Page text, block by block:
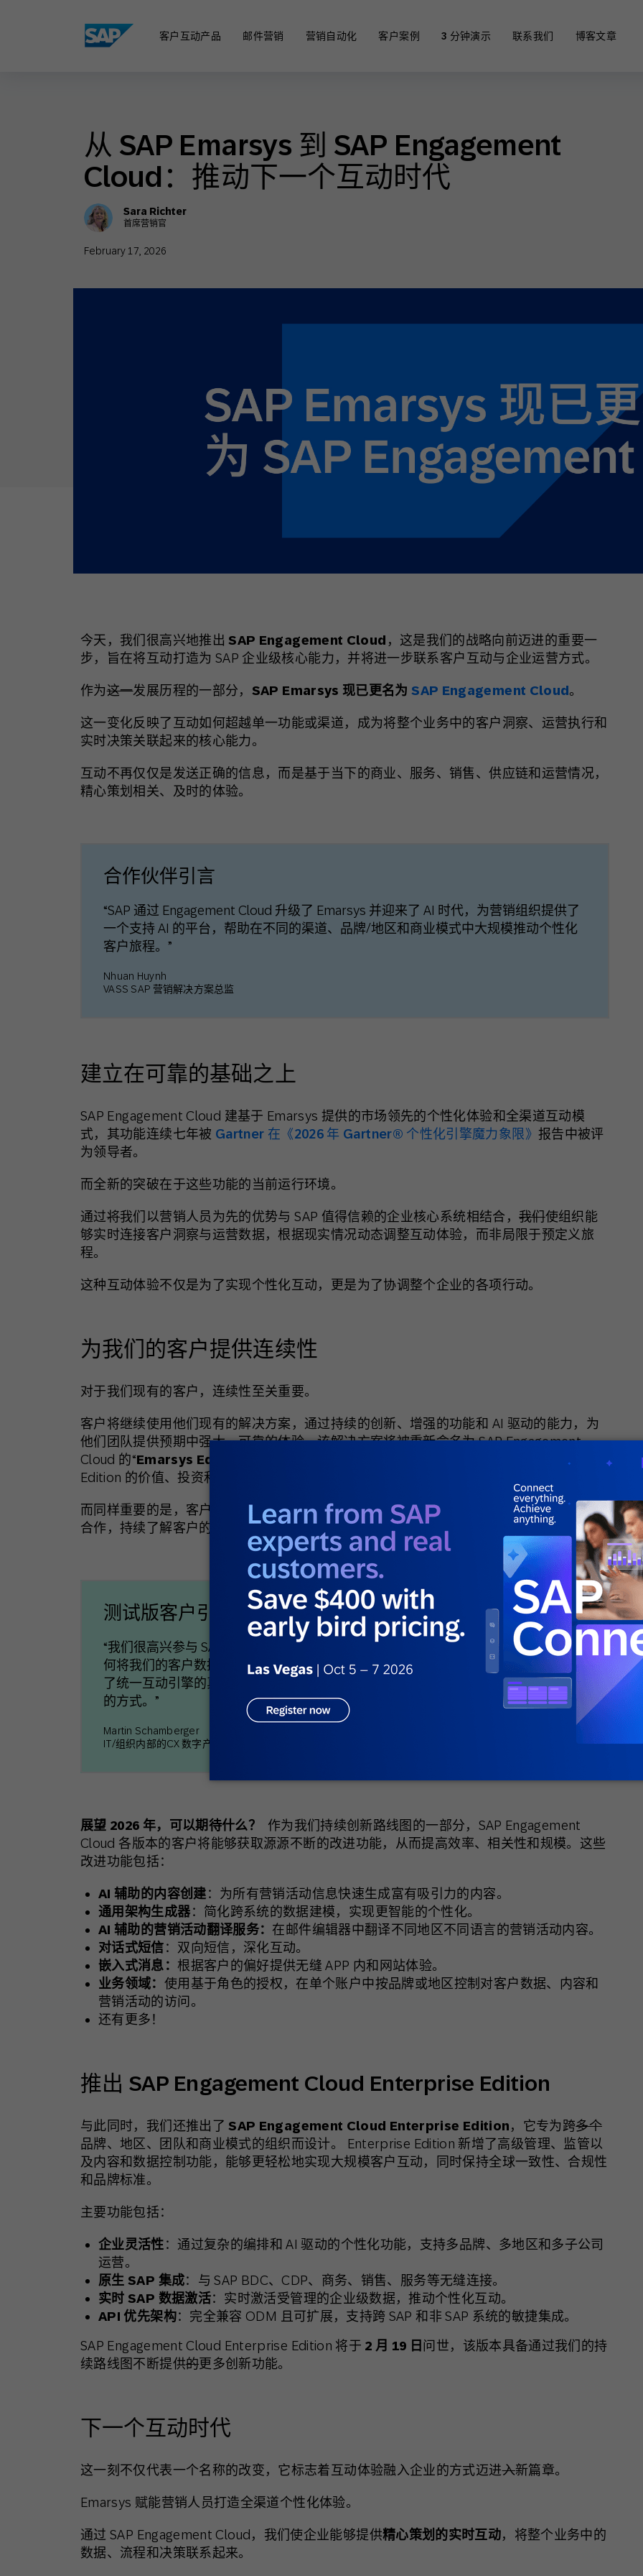
SAP ENGAGEMENT CLOUD
客户互动产品
邮件营销 全渠道营销
邮件营销 营销自动化 客户案例 3 分钟演示 联系我们 博客文章
从 SAP Emarsys 到 SAP Engagement
Cloud：推动下一个互动时代
Sara Richter
首席营销官
February 17, 2026
今天，我们很高兴地推出SAP Engagement Cloud ，这是我们的战略向前迈进的重要一
步，旨在将互动打造为 SAP 企业级核心能力，并将进一步联系客户互动与企业运营方式。
作为这一发展历程的一部分， SAP Emarsys 现已更名为SAP Engagement Cloud。
这一变化反映了互动如何超越单一功能或渠道，成为将整个业务中的客户洞察、运营执行和
实时决策关联起来的核心能力。
互动不再仅仅是发送正确的信息，而是基于当下的商业、服务、销售、供应链和运营情况，
精心策划相关、及时的体验。
合作伙伴引言
“SAP 通过 Engagement Cloud 升级了 Emarsys 并迎来了 AI 时代，为营销组织提供了
一个支持 AI 的平台，帮助在不同的渠道、品牌/地区和商业模式中大规模推动个性化
客户旅程。”
Nhuan Huynh
VASS SAP 营销解决方案总监
建立在可靠的基础之上
SAP Engagement Cloud 建基于 Emarsys 提供的市场领先的个性化体验和全渠道互动模
式，其功能连续七年被 Gartner 在《2026 年 Gartner® 个性化引擎魔力象限》 报告中被评
为领导者。
而全新的突破在于这些功能的当前运行环境。
通过将我们以营销人员为先的优势与 SAP 值得信赖的企业核心系统相结合， 我们使组织能
够实时连接客户洞察与运营数据，根据现实情况动态调整互动体验，而非局限于预定义旅
程。
这种互动体验不仅是为了实现个性化互动，更是为了协调整个企业的各项行动。
为我们的客户提供连续性
对于我们现有的客户，连续性至关重要。
客户将继续使用他们现有的解决方案，通过持续的创新、增强的功能和 AI 驱动的能力，为
他们团队提供预期中强大、可靠的体验。该解决方案将被重新命名为 SAP Engagement
Cloud 的“Emarsys Edition
”，这一版本化方法构成了我们战略演进的核心支柱。Emarsys
Edition 的价值、投资和发展势头比以往任何时候都更加强劲。
而同样重要的是，客户的成功体验保持不变，并继续与同样敬业的客户成功经理和支持团队
合作，持续了解客户的业务、目标和实施情况。
测试版客户引言
“我们很高兴参与 SAP Engagement Cloud Enterprise Edition 测试版计划，探索它如
何将我们的客户数据、服务流程和沟通方式整合到 SAP 平台。甚至在早期，我们看到
了统一互动引擎的真正潜力，它可以加强我们为客户提供的支持以及与客户建立联系
的方式。”
Martin Schamberger
IT/组织内部的CX 数字产品经理 KAESER KOMPRESSOREN SE
展望 2026 年，可以期待什么？
作为我们持续创新路线图的一部分，SAP Engagement
Cloud 各版本的客户将能够获取源源不断的改进功能，从而提高效率、相关性和规模。这些
改进功能包括：
AI辅助的内容创建：为所有营销活动信息快速生成富有吸引力的内容。
通用架构生成器：简化跨系统的数据建模，实现更智能的个性化。
AI辅助的营销活动翻译服务： 在邮件编辑器中翻译不同地区不同语言的营销活动内容。
对话式短信：双向短信，深化互动。
嵌入式消息：根据客户的偏好提供无缝 APP 内和网站体验。
业务领域： 使用基于角色的授权，在单个账户中按品牌或地区控制对客户数据、内容和
营销活动的访问。
还有更多！
推出 SAP Engagement Cloud Enterprise Edition
与此同时，我们还推出了SAP Engagement Cloud Enterprise Edition，它专为跨多个
品牌、地区、团队和商业模式的组织而设计。 Enterprise Edition 新增了高级管理、监管以
及内容和数据控制功能，能够更轻松地实现大规模客户互动，同时保持全球一致性、合规性
和品牌标准。
主要功能包括：
企业灵活性：通过复杂的编排和 AI 驱动的个性化功能，支持多品牌、多地区和多子公司
运营。
原生 SAP 集成：与 SAP BDC、CDP、商务、销售、服务等无缝连接。
实时 SAP 数据激活：实时激活受管理的企业级数据，推动个性化互动。
API优先架构：完全兼容 ODM 且可扩展，支持跨 SAP 和非 SAP 系统的敏捷集成。
SAP Engagement Cloud Enterprise Edition 将于 2 月 19 日 问世，该版本具备通过我们的持
续路线图不断提供的更多创新功能。
下一个互动时代
这一刻不仅代表一个名称的改变，它标志着互动体验融入企业的方式迈进入新篇章。
Emarsys 赋能营销人员打造全渠道个性化体验。
通过 SAP Engagement Cloud，我们使企业能够提供精心策划的实时互动，将整个业务中的
数据、流程和决策联系起来。